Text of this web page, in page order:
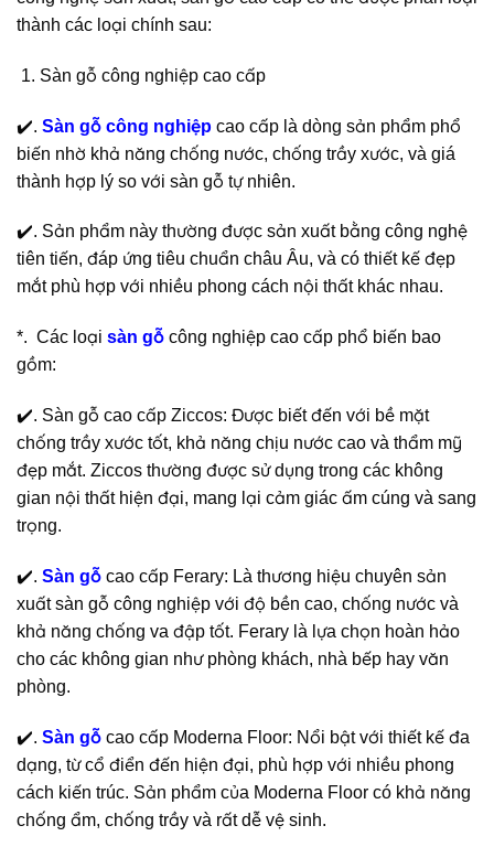
thành các loại chính sau:
Sàn gỗ công nghiệp cao cấp
✔️. Sàn gỗ công nghiệp cao cấp là dòng sản phẩm phổ
biến nhờ khả năng chống nước, chống trầy xước, và giá
thành hợp lý so với sàn gỗ tự nhiên.
✔️. Sản phẩm này thường được sản xuất bằng công nghệ
tiên tiến, đáp ứng tiêu chuẩn châu Âu, và có thiết kế đẹp
mắt phù hợp với nhiều phong cách nội thất khác nhau.
*. Các loại sàn gỗ công nghiệp cao cấp phổ biến bao
gồm:
✔️. Sàn gỗ cao cấp Ziccos: Được biết đến với bề mặt
chống trầy xước tốt, khả năng chịu nước cao và thẩm mỹ
đẹp mắt. Ziccos thường được sử dụng trong các không
gian nội thất hiện đại, mang lại cảm giác ấm cúng và sang
trọng.
✔️. Sàn gỗ cao cấp Ferary: Là thương hiệu chuyên sản
xuất sàn gỗ công nghiệp với độ bền cao, chống nước và
khả năng chống va đập tốt. Ferary là lựa chọn hoàn hảo
cho các không gian như phòng khách, nhà bếp hay văn
phòng.
✔️. Sàn gỗ cao cấp Moderna Floor: Nổi bật với thiết kế đa
dạng, từ cổ điển đến hiện đại, phù hợp với nhiều phong
cách kiến trúc. Sản phẩm của Moderna Floor có khả năng
chống ẩm, chống trầy và rất dễ vệ sinh.